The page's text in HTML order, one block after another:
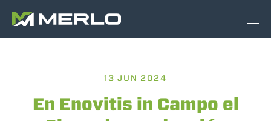
13 JUN 2024
En Enovitis in Campo el